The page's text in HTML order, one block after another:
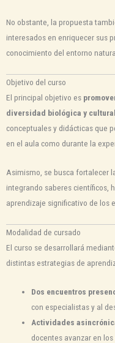
No obstante, la propuesta
interesados en enriquecer sus
conocimiento del entorno
Objetivo del curso
El principal objetivo es
diversidad biológica y
conceptuales y didácticas que
en el aula como durante la
Asimismo, se busca fortalecer
integrando saberes científicos,
aprendizaje significativo de los
Modalidad de cursado
El curso se desarrollará
distintas estrategias de
Dos encuentros
con especialistas y al
Actividades
docentes avanzar en